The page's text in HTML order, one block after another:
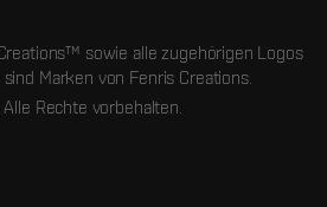
sowie alle zugehörigen Logos
Marken von Fenris Creations.
Rechte vorbehalten.